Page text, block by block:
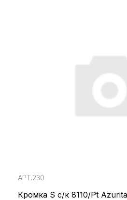
АРТ.230
Кромка S с/к 8110/Pt